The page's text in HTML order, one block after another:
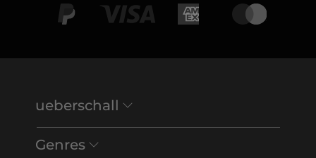
ueberschall
Genres